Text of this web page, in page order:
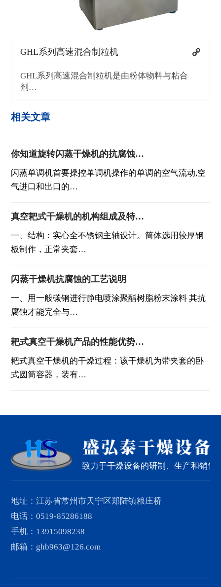
GHL系列高速混合制粒机
GHL系列高速混合制粒机是由粉体物料与粘合
剂…
相关文章
你知道旋转闪蒸干燥机的抗腐蚀…
闪蒸单调机首要操控单调机操作的单调的空气流动,空
气进口和出口的…
真空耙式干燥机的机构组成及特…
一、结构：实心全不锈钢主轴设计。筒体选用较厚钢
板制作，正常夹套…
闪蒸干燥机抗腐蚀的工艺说明
一、用一般碳钢进行静电喷涂聚酯树脂粉末涂料 其抗
腐蚀才能完全与…
耙式真空干燥机产品的性能优势…
耙式真空干燥机的干燥过程：该干燥机为带夹套的卧
式圆筒容器，装有…
致力于干燥设备的研制、生产和销售
地址：江苏省常州市天宁区郑陆镇粮庄桥
电话：0519-85286188
手机：13915098238
邮箱：ghb963@126.com